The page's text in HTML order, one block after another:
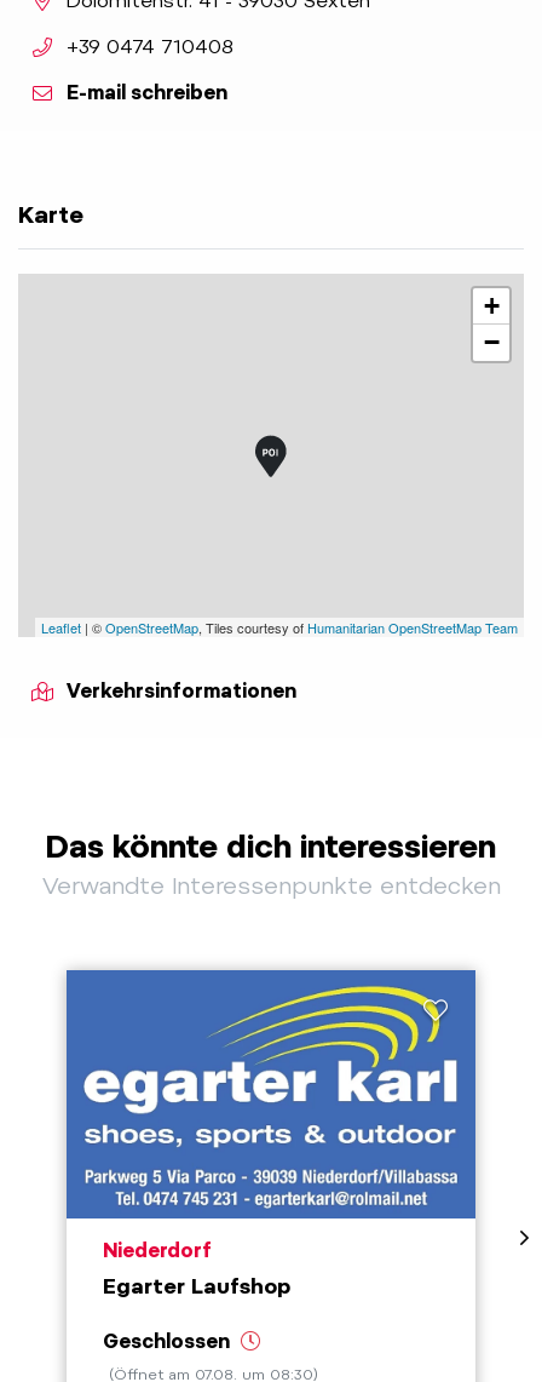
aria.phone:
+39 0474 710408
E-mail schreiben
Karte
+
−
Leaflet | ©OpenStreetMap, Tiles courtesy of Humanitarian OpenStreetMap Team
Verkehrsinformationen
Das könnte dich interessieren
Verwandte Interessenpunkte entdecken
aria.poi_location_prefix
Niederdorf
Egarter Laufshop
Geschlossen
(Öffnet am 07.08. um 08:30)